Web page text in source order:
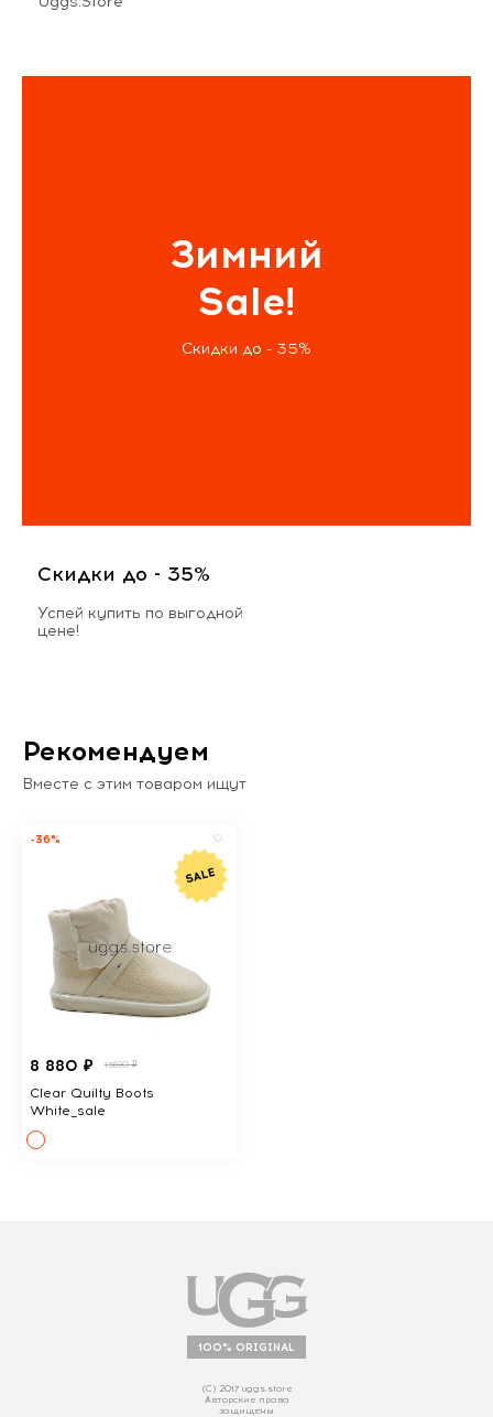
Зимний
Sale!
Скидки до - 35%
Скидки до - 35%
Успей купить по выгодной
цене!
Рекомендуем
Вместе с этим товаром ищут
-36%
8 880 ₽ 13690 ₽
Clear Quilty Boots
White_sale
100% ORIGINAL
(С) 2017 uggs.store
Авторские права
защищены